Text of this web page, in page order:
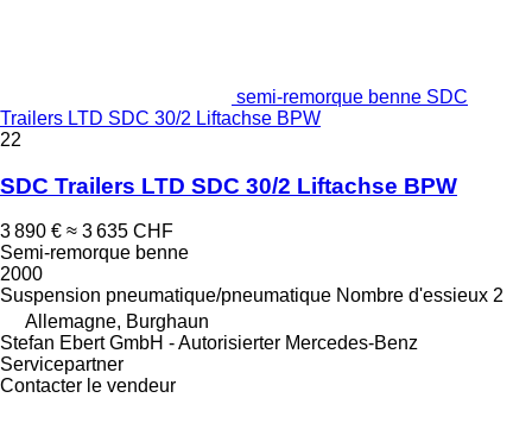
semi-remorque benne SDC
Trailers LTD SDC 30/2 Liftachse BPW
22
SDC Trailers LTD SDC 30/2 Liftachse BPW
3 890 € ≈ 3 635 CHF
Semi-remorque benne
2000
Suspension pneumatique/pneumatique Nombre d'essieux 2
Allemagne, Burghaun
Stefan Ebert GmbH - Autorisierter Mercedes-Benz
Servicepartner
Contacter le vendeur